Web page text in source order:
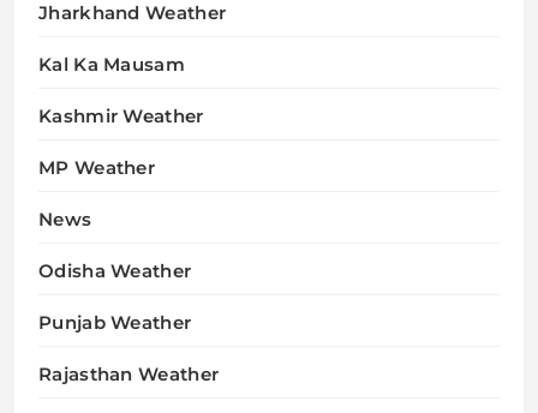
Jharkhand Weather
Kal Ka Mausam
Kashmir Weather
MP Weather
News
Odisha Weather
Punjab Weather
Rajasthan Weather